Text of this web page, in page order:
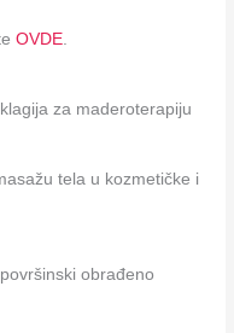
OVDE.
za maderoterapiju
tela u kozmetičke i
obrađeno